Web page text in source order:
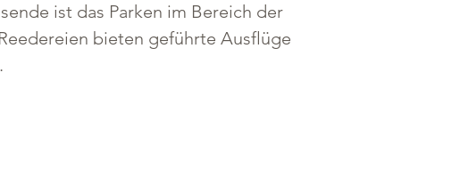
ist das Parken im Bereich der
bieten geführte Ausflüge